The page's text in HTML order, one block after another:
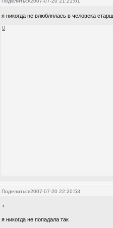
я никогда не влюблялась в человека
0
Поделиться2007-07-20 22:20:53
+
я никогда не попадала так